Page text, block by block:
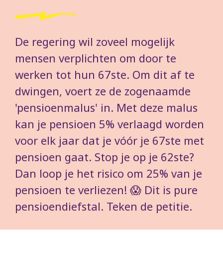
De regering wil zoveel mogelijk
mensen verplichten om door te
werken tot hun 67ste. Om dit af te
dwingen, voert ze de zogenaamde
'pensioenmalus' in. Met deze malus
kan je pensioen 5% verlaagd worden
voor elk jaar dat je vóór je 67ste met
pensioen gaat. Stop je op je 62ste?
Dan loop je het risico om 25% van je
pensioen te verliezen! 😱 Dit is pure
pensioendiefstal. Teken de petitie.